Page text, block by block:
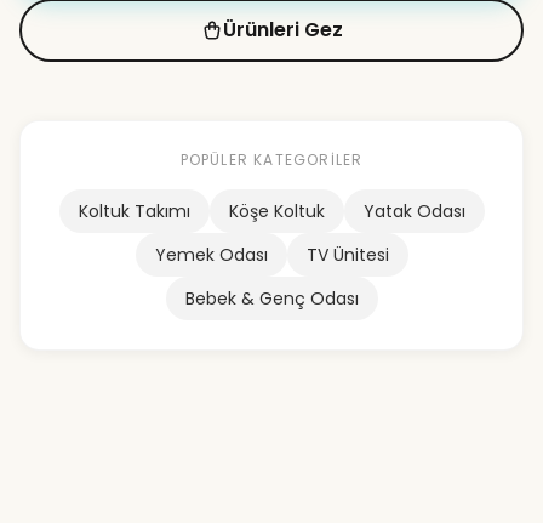
Ürünleri Gez
POPÜLER KATEGORILER
Koltuk Takımı Köşe Koltuk
Yatak Odası
Yemek Odası
TV Ünitesi
Bebek & Genç Odası